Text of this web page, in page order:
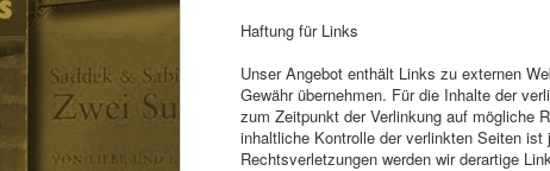
Haftung für Links
Unser Angebot enthält Links zu externen
Gewähr übernehmen. Für die Inhalte der
zum Zeitpunkt der Verlinkung auf mögliche
inhaltliche Kontrolle der verlinkten Seiten
Rechtsverletzungen werden wir derartige